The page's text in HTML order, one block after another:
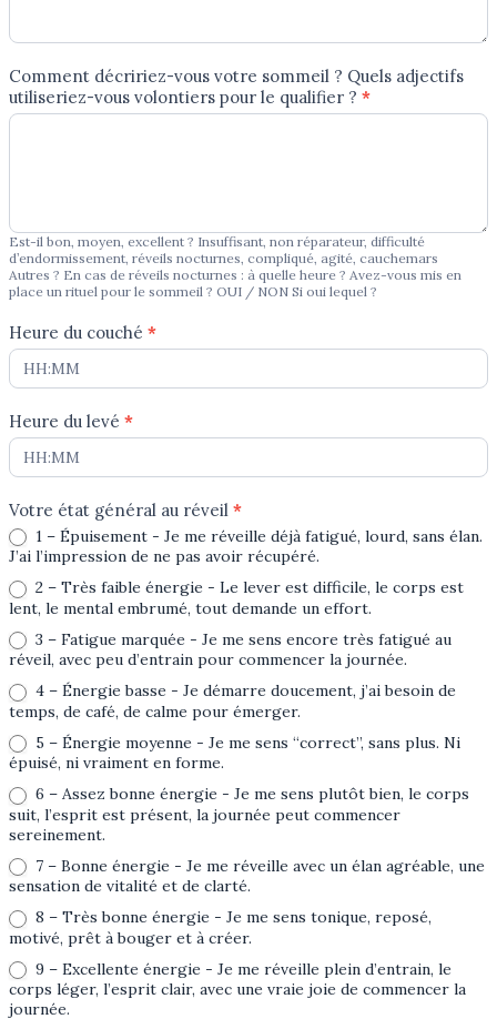
Comment décririez-vous votre sommeil ? Quels adjectifs
utiliseriez-vous volontiers pour le qualifier ? *
Est-il bon, moyen, excellent ? Insuffisant, non réparateur, difficulté
d’endormissement, réveils nocturnes, compliqué, agité, cauchemars
Autres ? En cas de réveils nocturnes : à quelle heure ? Avez-vous mis en
place un rituel pour le sommeil ? OUI / NON Si oui lequel ?
Heure du couché *
Heure du levé *
Votre état général au réveil *
1 – Épuisement - Je me réveille déjà fatigué, lourd, sans élan.
J’ai l’impression de ne pas avoir récupéré.
2 – Très faible énergie - Le lever est difficile, le corps est
lent, le mental embrumé, tout demande un effort.
3 – Fatigue marquée - Je me sens encore très fatigué au
réveil, avec peu d’entrain pour commencer la journée.
4 – Énergie basse - Je démarre doucement, j’ai besoin de
temps, de café, de calme pour émerger.
5 – Énergie moyenne - Je me sens “correct”, sans plus. Ni
épuisé, ni vraiment en forme.
6 – Assez bonne énergie - Je me sens plutôt bien, le corps
suit, l’esprit est présent, la journée peut commencer
sereinement.
7 – Bonne énergie - Je me réveille avec un élan agréable, une
sensation de vitalité et de clarté.
8 – Très bonne énergie - Je me sens tonique, reposé,
motivé, prêt à bouger et à créer.
9 – Excellente énergie - Je me réveille plein d’entrain, le
corps léger, l’esprit clair, avec une vraie joie de commencer la
journée.